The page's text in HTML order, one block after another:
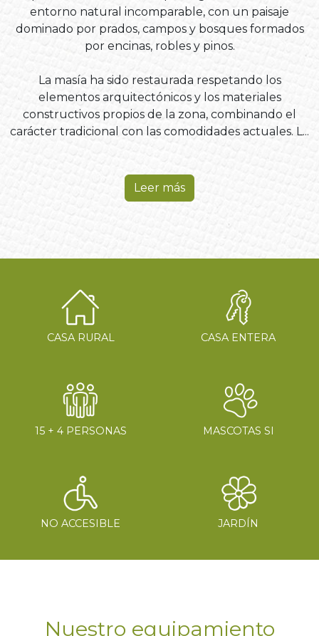
entorno natural incomparable, con un paisaje
dominado por prados, campos y bosques formados
por encinas, robles y pinos.
La masía ha sido restaurada respetando los
elementos arquitectónicos y los materiales
constructivos propios de la zona, combinando el
carácter tradicional con las comodidades actuales. L...
Leer más
CASA RURAL CASA ENTERA
15 + 4 PERSONAS MASCOTAS SI
NO ACCESIBLE JARDÍN
Nuestro equipamiento